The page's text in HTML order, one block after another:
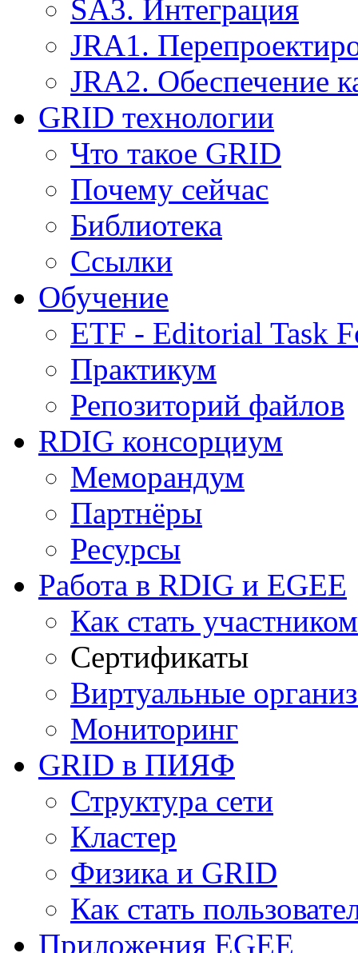
SA3. Интеграция
JRA1.
JRA2. Обеспечение
GRID технологии
Что такое GRID
Почему сейчас
Библиотека
Ссылки
Обучение
ETF - Editorial Task
Практикум
Репозиторий файлов
RDIG консорциум
Меморандум
Партнёры
Ресурсы
Работа в RDIG и EGEE
Как стать
Сертификаты
Виртуальные
Мониторинг
GRID в ПИЯФ
Структура сети
Кластер
Физика и GRID
Как стать
Приложения EGEE